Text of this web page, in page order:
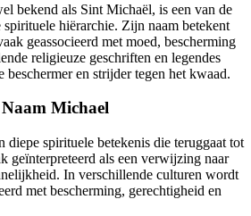
bekend als Sint Michaël, is een van de
hiërarchie. Zijn naam betekent
geassocieerd met moed, bescherming
religieuze geschriften en legendes
beschermer en strijder tegen het kwaad.
Michael
diepe spirituele betekenis die teruggaat tot
geïnterpreteerd als een verwijzing naar
In verschillende culturen wordt
met bescherming, gerechtigheid en